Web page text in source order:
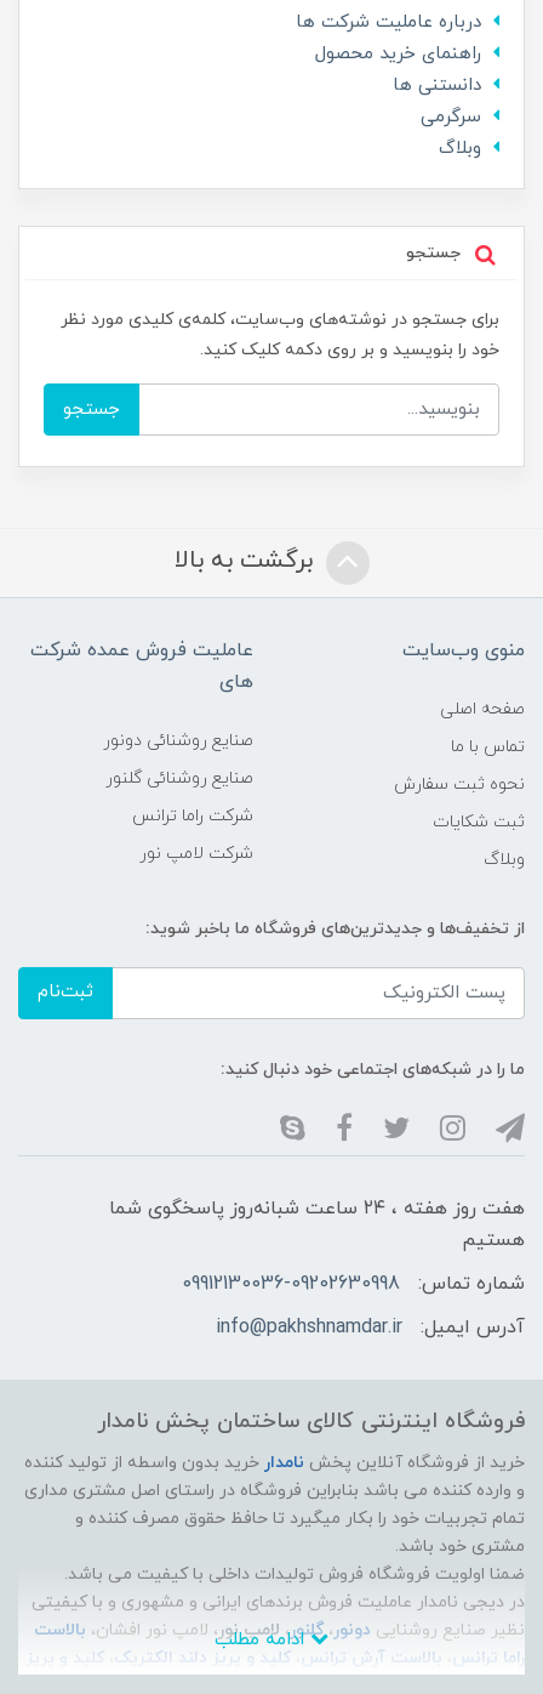
درباره عاملیت شرکت ها
راهنمای خرید محصول
دانستنی ها
سرگرمی
وبلاگ
جستجو
برای جستجو در نوشته‌های وب‌سایت، کلمه‌ی کلیدی مورد نظر
خود را بنویسید و بر روی دکمه کلیک کنید.
جستجو
برگشت به بالا
منوی وب‌سایت
صفحه اصلی
تماس با ما
نحوه ثبت سفارش
ثبت شکایات
وبلاگ
عاملیت فروش عمده شرکت
های
صنایع روشنائی دونور
صنایع روشنائی گلنور
شرکت راما ترانس
شرکت لامپ نور
از تخفیف‌ها و جدیدترین‌های فروشگاه ما باخبر شوید:
ثبت‌نام
ما را در شبکه‌های اجتماعی خود دنبال کنید:
هفت روز هفته ، ۲۴ ساعت شبانه‌روز پاسخگوی شما
هستیم
شماره تماس:
09912130036-09202630998
آدرس ایمیل:
info@pakhshnamdar.ir
فروشگاه اینترنتی کالای ساختمان پخش نامدار
خرید از فروشگاه آنلاین پخش نامدار خرید بدون واسطه از تولید کننده
و وارده کننده می باشد بنابراین فروشگاه در راستای اصل مشتری مداری
تمام تجربیات خود را بکار میگیرد تا حافظ حقوق مصرف کننده و
مشتری خود باشد.
ضمنا اولویت فروشگاه فروش تولیدات داخلی با کیفیت می باشد.
در دیجی نامدار عاملیت فروش برندهای ایرانی و مشهوری و با کیفیتی
نظیر صنایع روشنایی دونور ،گلنور، لامپ نور ، لامپ نور افشان، بالاست
راما ترانس بالاست آرش ترانس کلید و پریز دلند الکتریک کلید و پریز
ادامه مطلب